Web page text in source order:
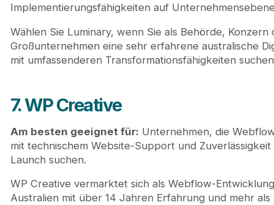
Implementierungsfähigkeiten auf
Wählen Sie Luminary, wenn Sie als Behörde, Konzern
Großunternehmen eine sehr erfahrene australische
mit umfassenderen Transformationsfähigkeiten
7. WP Creative
Am besten geeignet für: Unternehmen, die
mit technischem Website-Support und Zuverlässigkeit
Launch suchen.
WP Creative vermarktet sich als Webflow-
Australien mit über 14 Jahren Erfahrung und mehr als